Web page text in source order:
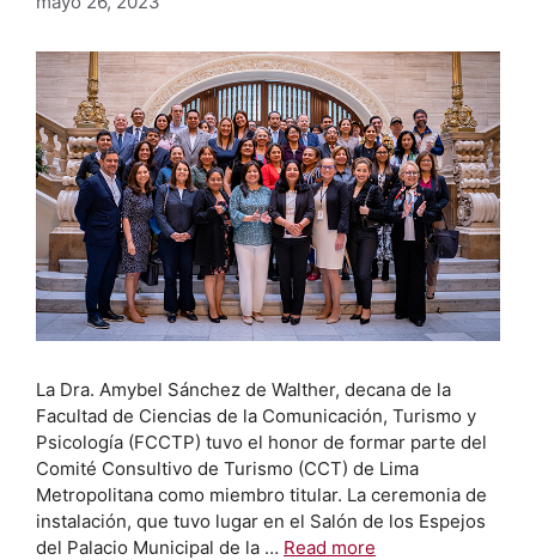
La Dra. Amybel Sánchez de Walther, decana de la
Facultad de Ciencias de la Comunicación, Turismo y
Psicología (FCCTP) tuvo el honor de formar parte del
Comité Consultivo de Turismo (CCT) de Lima
Metropolitana como miembro titular. La ceremonia de
instalación, que tuvo lugar en el Salón de los Espejos
del Palacio Municipal de la … Read more